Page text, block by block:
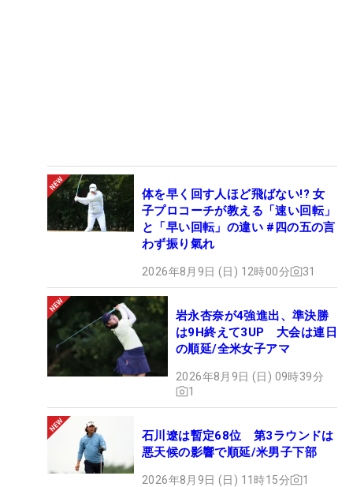
体を早く回す人ほど飛ばない!? 女
子プロコーチが教える「速い回転」
と「早い回転」の違い #四の五の言
わず振り氣れ
2026年8月9日 (日) 12時00分 31
岩永杏奈が4強進出、準決勝
は9H終えて3UP 大会は連日
の順延/全米女子アマ
2026年8月9日 (日) 09時39分
1
石川遼は暫定68位 第3ラウンドは
悪天候の影響で順延/米男子下部
2026年8月9日 (日) 11時15分 1